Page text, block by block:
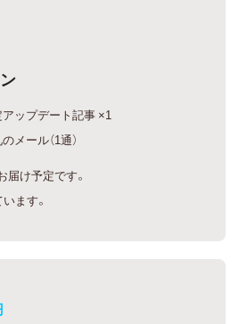
ップデート記事 ×1
メール（1通）
届け予定です。
ます。